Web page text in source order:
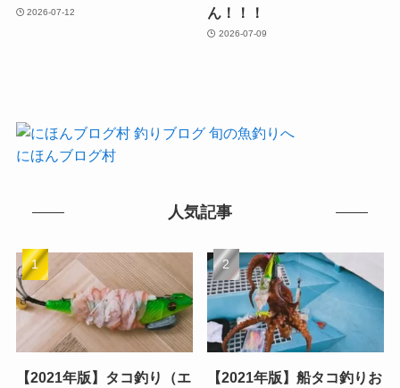
2026-07-12
ん！！！
2026-07-09
にほんブログ村
人気記事
【2021年版】タコ釣り（エ
【2021年版】船タコ釣りお